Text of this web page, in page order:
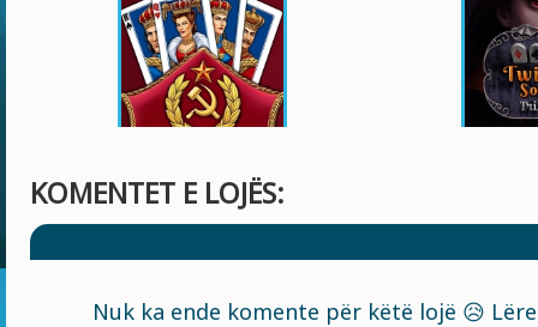
KOMENTET E LOJËS:
Nuk ka ende komente për këtë lojë 😥